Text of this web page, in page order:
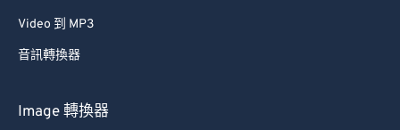
Video 到 MP3
音訊轉換器
Image 轉換器